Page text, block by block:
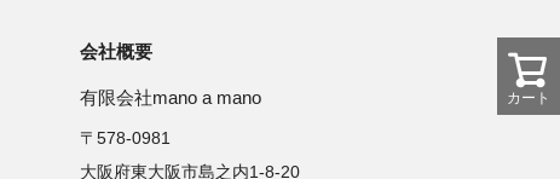
カート
会社概要
有限会社mano a mano
〒578-0981
大阪府東大阪市島之内1-8-20